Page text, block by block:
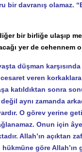
davranış olamaz.
bir birliğe ulaşıp
yer de cehennem
düşman
veren
katıldıktan sonra
aynı zamanda
O görev yerine
Onun için
Allah’ın açıktan
göre Allah’ın